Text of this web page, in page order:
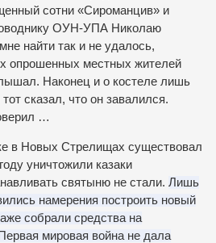
сотни «Сироманцив» и
ОУН-УПА Николаю
найти так и не удалось,
опрошенных местных жителей
Наконец и о костеле лишь
сказал, что он завалился.
…
в Новых Стрелищах существовал
уничтожили казаки
святыню не стали. Лишь
намерения построить новый
собрали средства на
мировая война не дала